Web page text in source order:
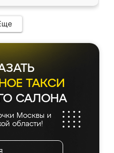
ТАКСИ
САЛОНА
Москвы и
области!